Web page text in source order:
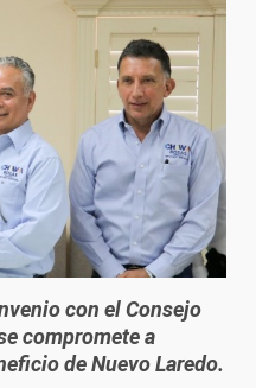
con el Consejo
compromete a
de Nuevo Laredo.